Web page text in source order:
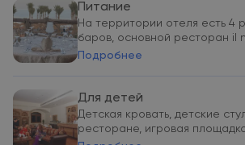
Питание
На территории отеля есть 4
баров, основной ресторан il
Подробнее
Для детей
Детская кровать, детские
ресторане, игровая